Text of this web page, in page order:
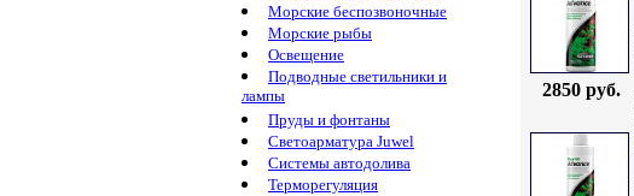
Морские беспозвоночные
Морские рыбы
Освещение
Подводные светильники и
лампы
Пруды и фонтаны
Светоарматура Juwel
Системы автодолива
Терморегуляция
2850 руб.